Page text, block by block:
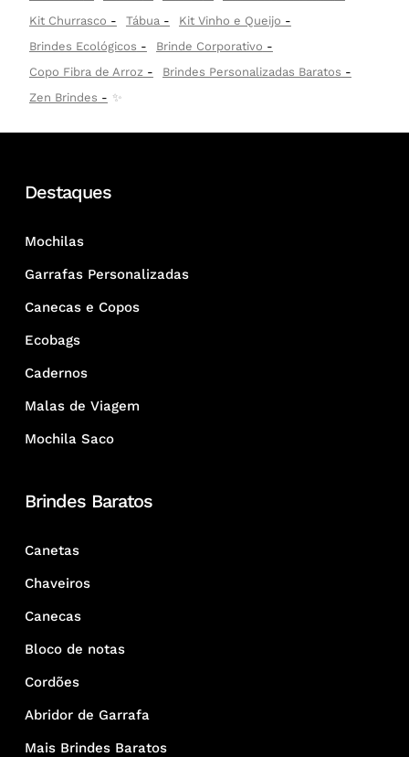
Kit Churrasco
Tábua
Kit Vinho e Queijo
Brindes Ecológicos
Brinde Corporativo
Copo Fibra de Arroz
Brindes Personalizadas Baratos
Zen Brindes
✨
Destaques
Mochilas
Garrafas Personalizadas
Canecas e Copos
Ecobags
Cadernos
Malas de Viagem
Mochila Saco
Brindes Baratos
Canetas
Chaveiros
Canecas
Bloco de notas
Cordões
Abridor de Garrafa
Mais Brindes Baratos